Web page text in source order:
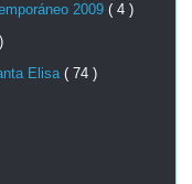
2009 ( 4 )
Elisa( 74 )